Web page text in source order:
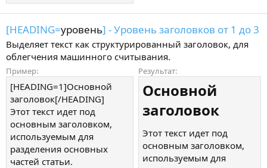
[HEADING=уровень] - Уровень заголовков от 1 до 3
Выделяет текст как структурированный заголовок, для
облегчения машинного считывания.
Пример:
[HEADING=1]Основной
заголовок[/HEADING]
Этот текст идет под
основным заголовком,
используемым для
разделения основных
частей статьи.
Результат:
Основной
заголовок​
Этот текст идет под
основным заголовком,
используемым для